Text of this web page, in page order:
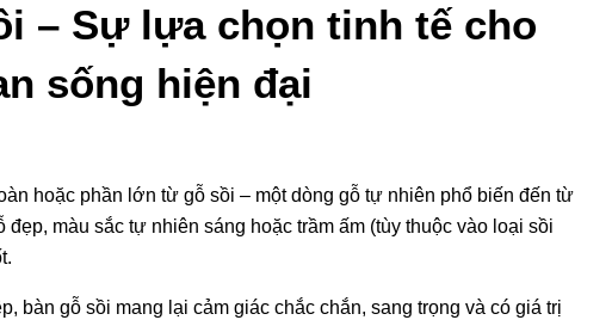
– Sự lựa chọn tinh tế cho
sống hiện đại
hoặc phần lớn từ gỗ sồi – một dòng gỗ tự nhiên phổ biến đến từ
màu sắc tự nhiên sáng hoặc trầm ấm (tùy thuộc vào loại sồi
bàn gỗ sồi mang lại cảm giác chắc chắn, sang trọng và có giá trị